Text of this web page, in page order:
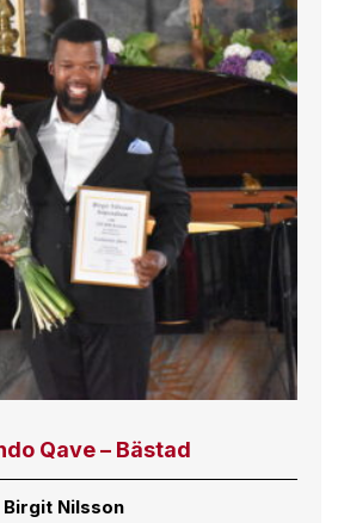
Qave – Bästad
Birgit Nilsson